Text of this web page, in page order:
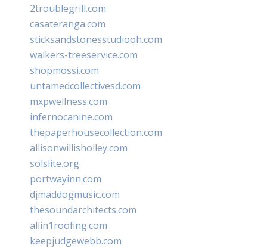
2troublegrill.com
casateranga.com
sticksandstonesstudiooh.com
walkers-treeservice.com
shopmossi.com
untamedcollectivesd.com
mxpwellness.com
infernocanine.com
thepaperhousecollection.com
allisonwillisholley.com
solslite.org
portwayinn.com
djmaddogmusic.com
thesoundarchitects.com
allin1roofing.com
keepjudgewebb.com